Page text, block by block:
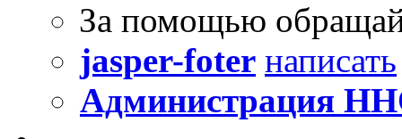
За помощью
jasper-foter написать
Администрация